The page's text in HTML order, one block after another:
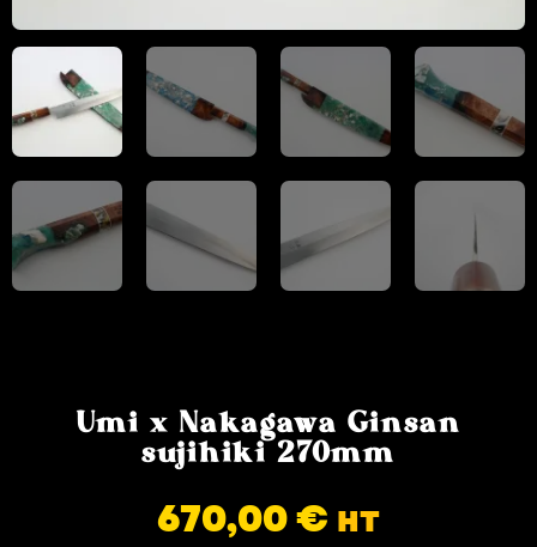
Umi x Nakagawa Ginsan
sujihiki 270mm
670,00€ HT